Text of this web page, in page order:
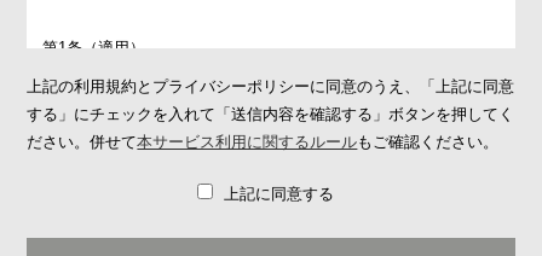
第1条（適用）
1. 本規約は、本サービスの提供条件及び本サービスの利用に関す
る当社と登録ユーザーとの間の権利義務関係を定めることを目的
とし、登録ユーザーと当社との間の本サービスの利用に関わる一
上記の利用規約とプライバシーポリシーに同意のうえ、「上記に同意
する」にチェックを入れて「送信内容を確認する」ボタンを押してく
ださい。併せて本サービス利用に関するルールもご確認ください。
上記に同意する